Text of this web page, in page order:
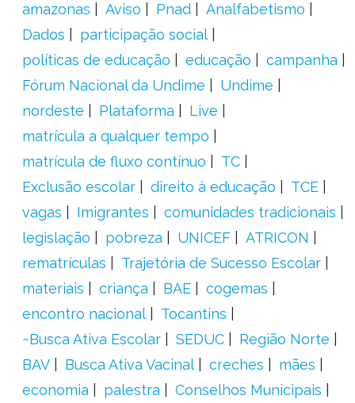
amazonas
Aviso Pnad
Analfabetismo
Dados
participação social
políticas de educação
educação
campanha
Fórum Nacional da Undime
Undime
nordeste
Plataforma
Live
matrícula a qualquer tempo
matrícula de fluxo contínuo
TC
Exclusão escolar
direito à educação
TCE
vagas
Imigrantes
comunidades tradicionais
legislação
pobreza UNICEF
ATRICON
rematrículas
Trajetória de Sucesso Escolar
materiais
criança BAE
cogemas
encontro nacional
Tocantins
~Busca Ativa Escolar
SEDUC
Região Norte
BAV
Busca Ativa Vacinal creches
mães
economia
palestra Conselhos Municipais